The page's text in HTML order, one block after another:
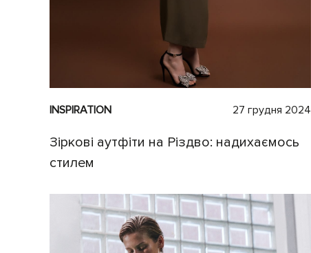
INSPIRATION 27 грудня 2024
Зіркові аутфіти на Різдво: надихаємось
стилем